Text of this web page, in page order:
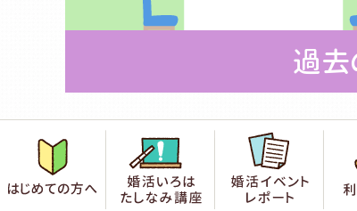
過去
婚活いろは たしなみ
婚